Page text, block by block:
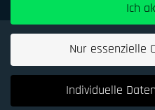
Ich
Nur essenzielle
Individuelle